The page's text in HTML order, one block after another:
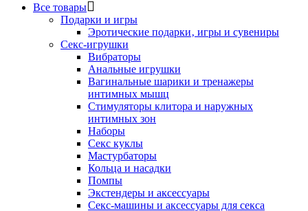
Все товары
Подарки и игры
Эротические подарки‚ игры и сувениры
Секс-игрушки
Вибраторы
Анальные игрушки
Вагинальные шарики и тренажеры
интимных мышц
Стимуляторы клитора и наружных
интимных зон
Наборы
Секс куклы
Мастурбаторы
Кольца и насадки
Помпы
Экстендеры и аксессуары
Секс-машины и аксессуары для секса